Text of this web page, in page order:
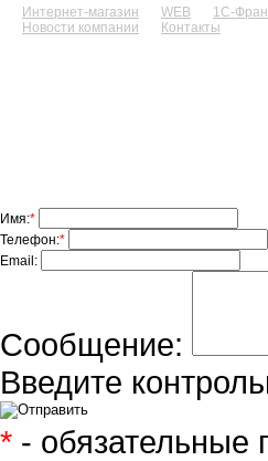
Интернет-магазин WEB 1С-
Новости компании
Контакты
Имя:*
Телефон:*
Email:
Сообщение:
Введите
* - обязательные